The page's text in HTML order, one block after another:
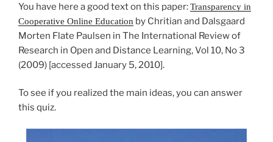
You have here a good text on this paper:Transparency in
Cooperative Online Education by Chritian and Dalsgaard
Morten Flate Paulsen in The International Review of
Research in Open and Distance Learning, Vol 10, No 3
(2009) [accessed January 5, 2010].
To see if you realized the main ideas, you can answer
this quiz.